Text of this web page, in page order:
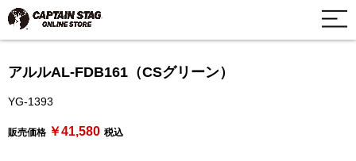
アルルAL-FDB161（CSグリーン）
YG-1393
販売価格 ￥41,580 税込